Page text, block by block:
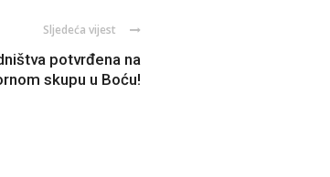
Sljedeća vijest
potvrđena na
skupu u Boću!